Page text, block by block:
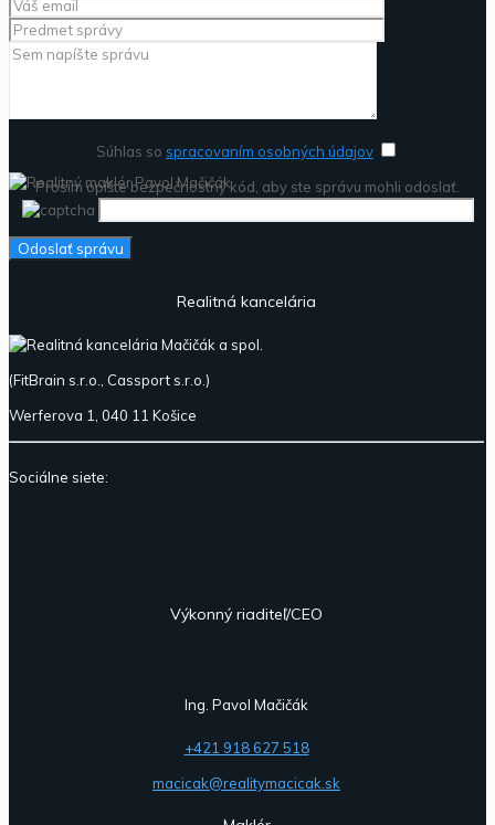
Súhlas so spracovaním osobných údajov
Prosím opíšte bezpečnostný kód, aby ste správu mohli odoslať.
Realitná kancelária
(FitBrain s.r.o., Cassport s.r.o.)
Werferova 1, 040 11 Košice
Sociálne siete:
Výkonný riaditeľ/CEO
Ing. Pavol Mačičák
+421 918 627 518
macicak@realitymacicak.sk